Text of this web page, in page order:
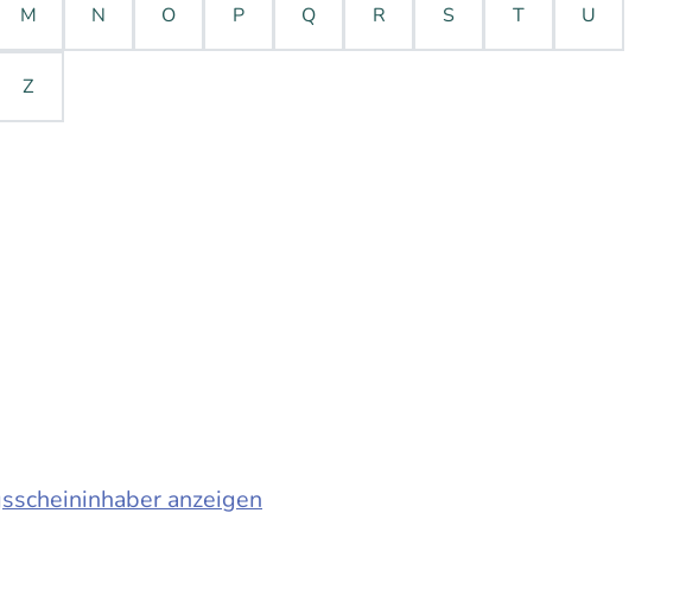
M N O P Q R S T U
Z
anzeigen